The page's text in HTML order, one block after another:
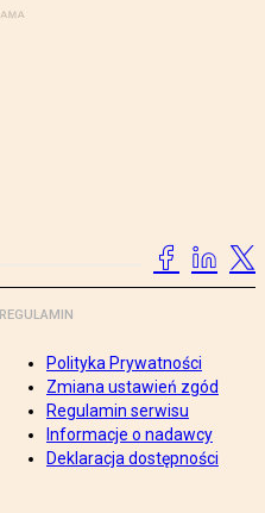
REGULAMIN
Polityka Prywatności
Zmiana ustawień zgód
Regulamin serwisu
Informacje o nadawcy
Deklaracja dostępności